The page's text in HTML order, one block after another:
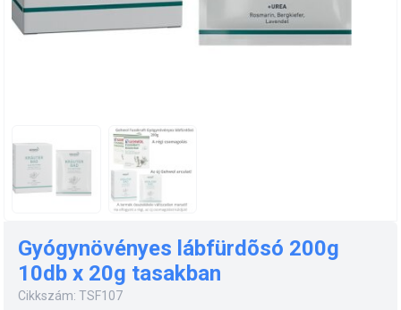
Gyógynövényes lábfürdõsó 200g
10db x 20g tasakban
Cikkszám: TSF107